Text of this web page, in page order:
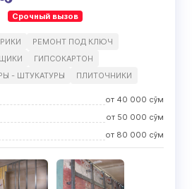
Срочный вызов
РЕМОНТ ПОД КЛЮЧ
ГИПСОКАРТОН
- ШТУКАТУРЫ ПЛИТОЧНИКИ
от 40 000 сўм
от 50 000 сўм
от 80 000 сўм